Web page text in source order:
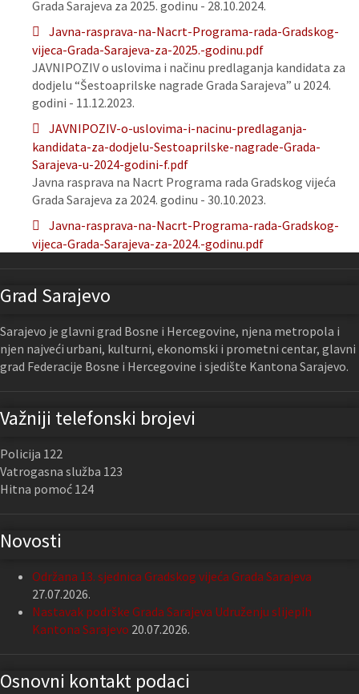
Grada Sarajeva za 2025. godinu - 28.10.2024.
Javna-rasprava-na-Nacrt-Programa-rada-Gradskog-
vijeca-Grada-Sarajeva-za-2025.-godinu.pdf
JAVNIPOZIV o uslovima i načinu predlaganja kandidata za
dodjelu “Šestoaprilske nagrade Grada Sarajeva” u 2024.
godini - 11.12.2023.
JAVNIPOZIV-o-uslovima-i-nacinu-predlaganja-
kandidata-za-dodjelu-Sestoaprilske-nagrade-Grada-
Sarajeva-u-2024-godini-f.pdf
Javna rasprava na Nacrt Programa rada Gradskog vijeća
Grada Sarajeva za 2024. godinu - 30.10.2023.
Javna-rasprava-na-Nacrt-Programa-rada-Gradskog-
vijeca-Grada-Sarajeva-za-2024.-godinu.pdf
Grad Sarajevo
Sarajevo je glavni grad Bosne i Hercegovine, njena metropola i
njen najveći urbani, kulturni, ekonomski i prometni centar, glavni
grad Federacije Bosne i Hercegovine i sjedište Kantona Sarajevo.
Važniji telefonski brojevi
Policija 122
Vatrogasna služba 123
Hitna pomoć 124
Novosti
Održana 13. sjednica Gradskog vijeća Grada Sarajeva
27.07.2026.
Nastavak podrške Grada Sarajeva Udruženju slijepih
Kantona Sarajevo 20.07.2026.
Osnovni kontakt podaci